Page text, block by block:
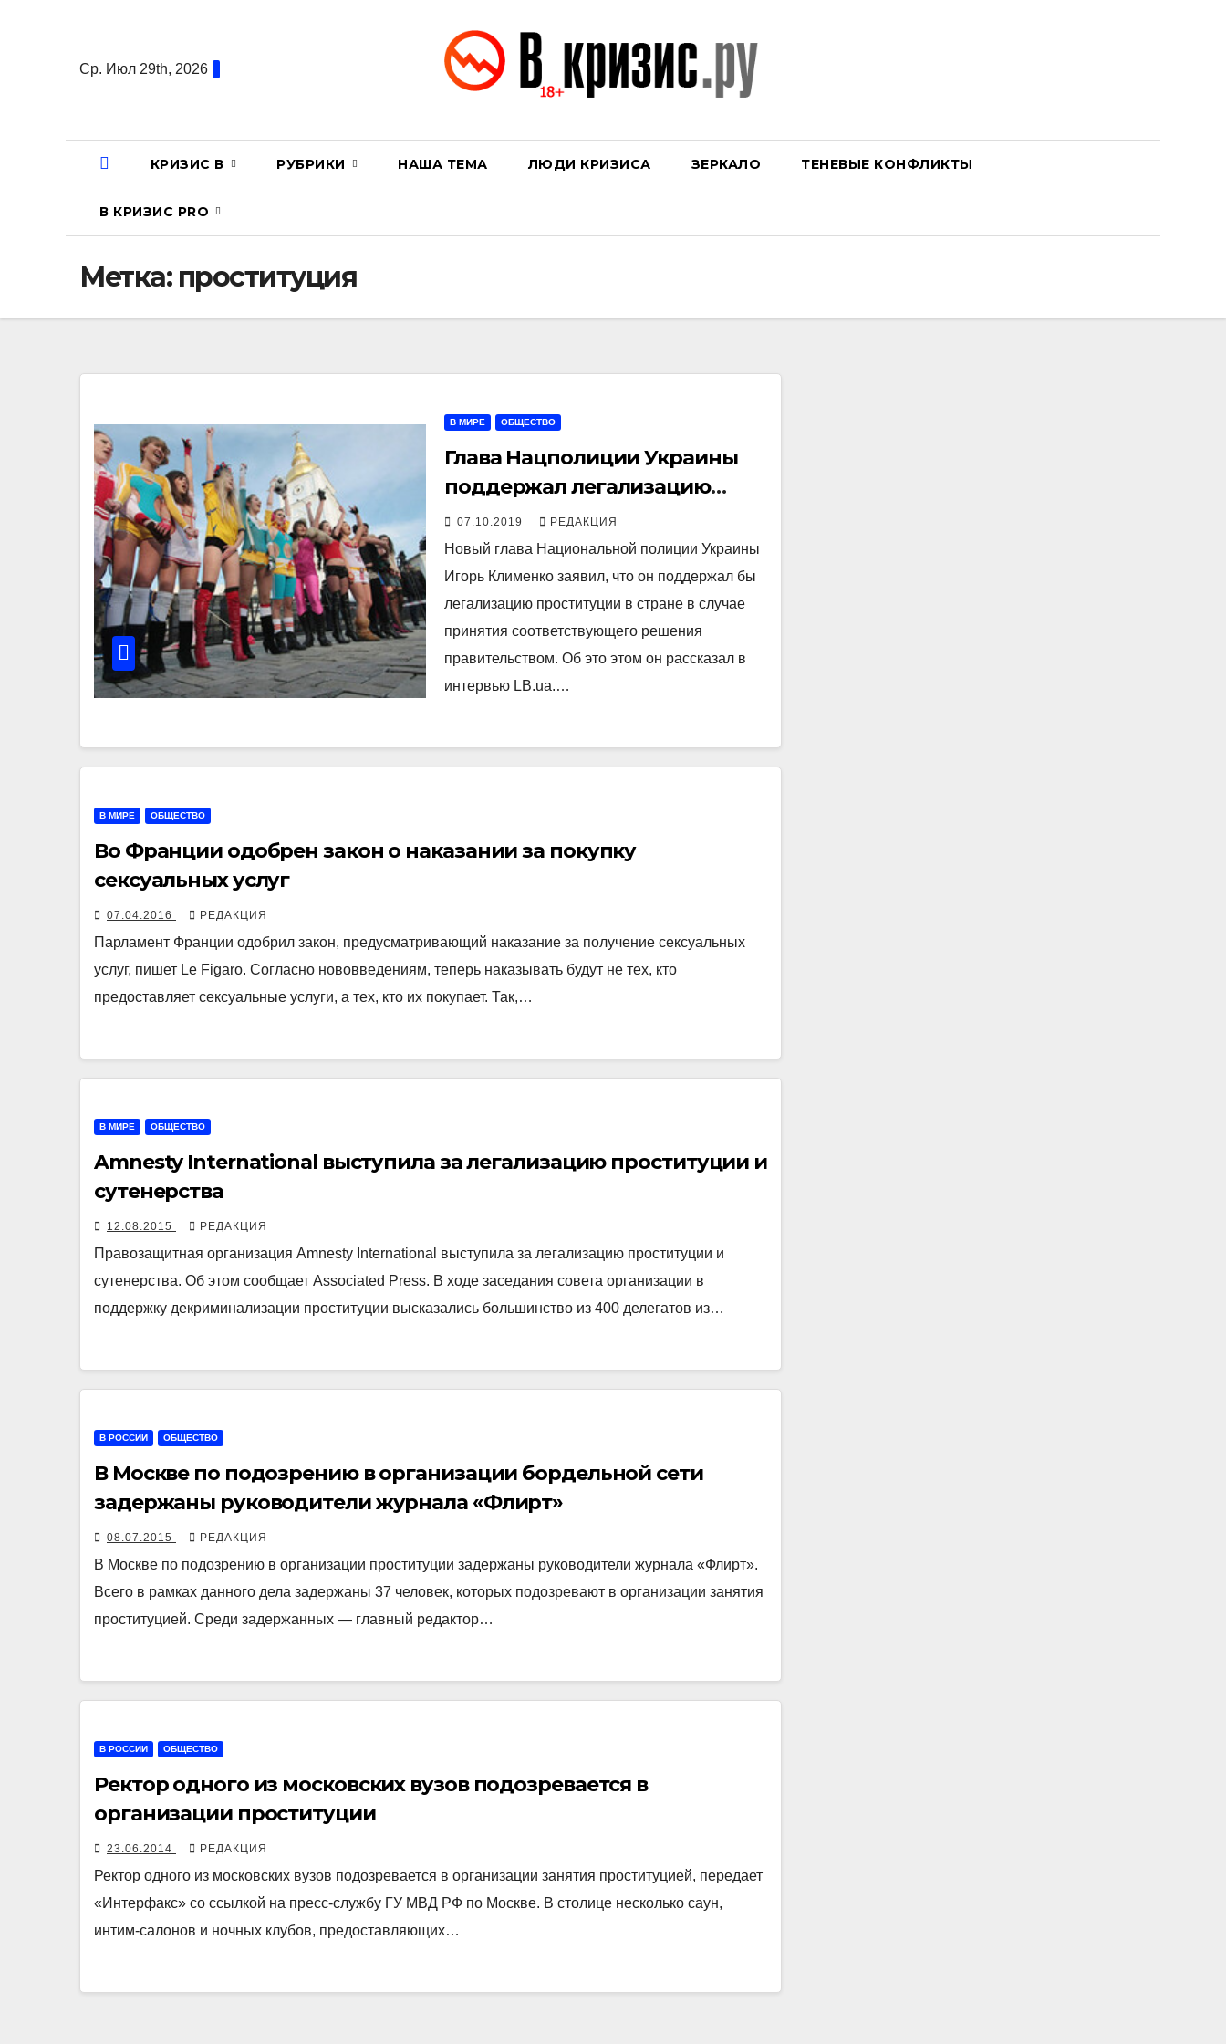
содержаниюСр. Июл 29th, 2026
КРИЗИС В РУБРИКИ НАША ТЕМА ЛЮДИ КРИЗИСА ЗЕРКАЛО ТЕНЕВЫЕ КОНФЛИКТЫ
В КРИЗИС PRO
Метка: проституция
В МИРЕ ОБЩЕСТВО
Глава Нацполиции Украины
поддержал легализацию
проституции в стране
07.10.2019 РЕДАКЦИЯ
Новый глава Национальной полиции Украины
Игорь Клименко заявил, что он поддержал бы
легализацию проституции в стране в случае
принятия соответствующего решения
правительством. Об это этом он рассказал в
интервью LB.ua.…
В МИРЕ ОБЩЕСТВО
Во Франции одобрен закон о наказании за покупку
сексуальных услуг
07.04.2016 РЕДАКЦИЯ
Парламент Франции одобрил закон, предусматривающий наказание за получение сексуальных
услуг, пишет Le Figaro. Согласно нововведениям, теперь наказывать будут не тех, кто
предоставляет сексуальные услуги, а тех, кто их покупает. Так,…
В МИРЕ ОБЩЕСТВО
Amnesty International выступила за легализацию проституции и
сутенерства
12.08.2015 РЕДАКЦИЯ
Правозащитная организация Amnesty International выступила за легализацию проституции и
сутенерства. Об этом сообщает Associated Press. В ходе заседания совета организации в
поддержку декриминализации проституции высказались большинство из 400 делегатов из…
В РОССИИ ОБЩЕСТВО
В Москве по подозрению в организации бордельной сети
задержаны руководители журнала «Флирт»
08.07.2015 РЕДАКЦИЯ
В Москве по подозрению в организации проституции задержаны руководители журнала «Флирт».
Всего в рамках данного дела задержаны 37 человек, которых подозревают в организации занятия
проституцией. Среди задержанных — главный редактор…
В РОССИИ ОБЩЕСТВО
Ректор одного из московских вузов подозревается в
организации проституции
23.06.2014 РЕДАКЦИЯ
Ректор одного из московских вузов подозревается в организации занятия проституцией, передает
«Интерфакс» со ссылкой на пресс-службу ГУ МВД РФ по Москве. В столице несколько саун,
интим-салонов и ночных клубов, предоставляющих…